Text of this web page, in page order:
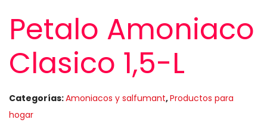
Petalo Amoniaco
Clasico 1,5-L
Categorías:Amoniacos y salfumant,Productos para
hogar